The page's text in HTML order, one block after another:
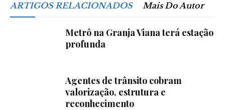
ARTIGOS RELACIONADOS Mais Do Autor
Metrô na Granja Viana terá estação
profunda
Agentes de trânsito cobram
valorização, estrutura e
reconhecimento